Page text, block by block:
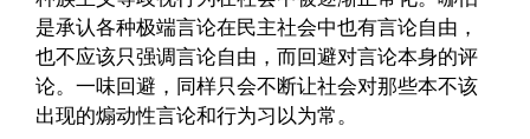
是承认各种极端言论在民主社会中也有言论自由，
也不应该只强调言论自由，而回避对言论本身的评
论。一味回避，同样只会不断让社会对那些本不该
出现的煽动性言论和行为习以为常。